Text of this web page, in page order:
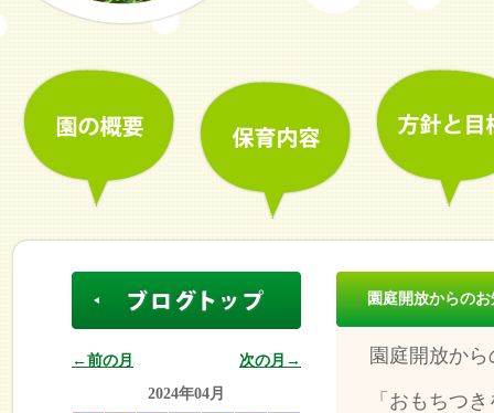
←前の月
次の月→
2024年04月
園庭開放からの
園庭開放か
「おもちつ